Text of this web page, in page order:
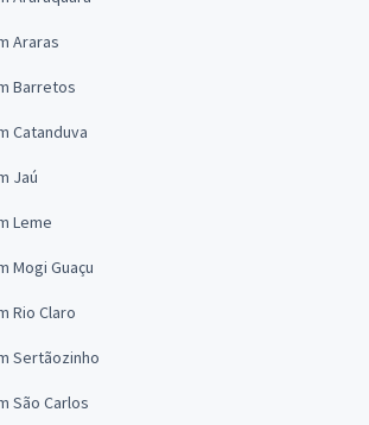
Araras
Barretos
Catanduva
Jaú
Leme
Mogi Guaçu
Rio Claro
Sertãozinho
São Carlos